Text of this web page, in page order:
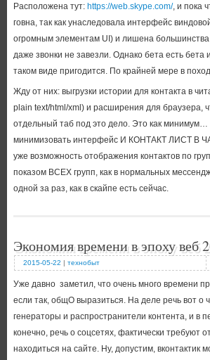
Расположена тут: https://web.skype.com/, и пока
говна, так как унаследовала интерфейс
огромным элементам UI) и лишена
даже звонки не завезли. Однако бета есть бета
таком виде пригодится. По крайней мере в
Жду от них: выгрузки истории для контакта в
plain text/html/xml) и расширения для браузера,
отдельный таб под это дело. Это как
минимизовать интерфейс И КОНТАКТ ЛИСТ В
уже возможность отображения контактов по
показом ВСЕХ групп, как в нормальных
одной за раз, как в скайпе есть сейчас.
Экономия времени в эпоху веб
2015-05-22 | технобыт
Уже давно заметил, что очень много времени
если так, общО выразиться. На деле речь вот
генераторы и распространители контента, и в
конечно, речь о соцсетях, фактически требуют
находиться на сайте. Ну, допустим, вконтактик